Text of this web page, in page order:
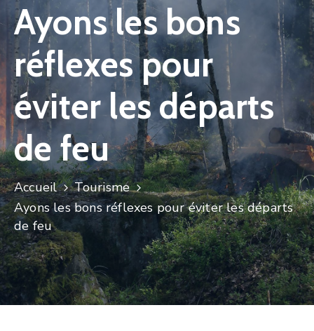
Manifestations
Vie
Municipale
Services
Jeunesse
Ayons les bons
réflexes pour
éviter les départs
de feu
Accueil
Tourisme
Ayons les bons réflexes pour éviter les départs
de feu